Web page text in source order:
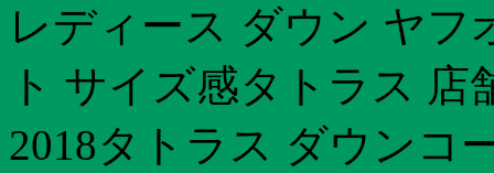
レディース ダウン ヤ
ト サイズ感タトラス
2018タトラス ダウンコ